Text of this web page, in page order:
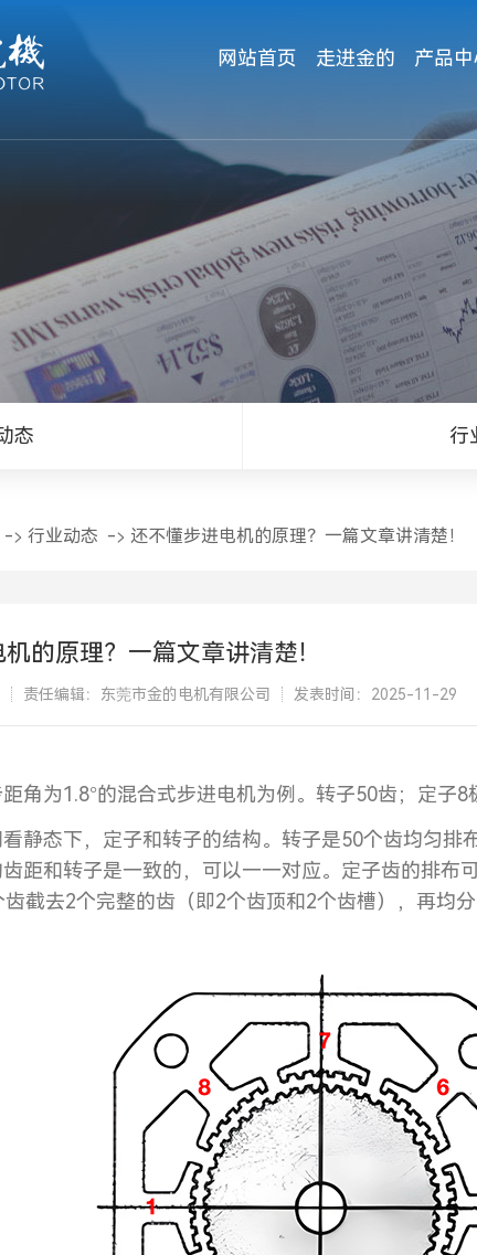
网站首页 走进金的 产品
态 行
-> 行业动态 -> 还不懂步进电机的原理？一篇文章讲清楚！
的原理？一篇文章讲清楚！
责任编辑：东莞市金的电机有限公司 发表时间：2025-11-29
角为1.8°的混合式步进电机为例。转子50齿；定子8
静态下，定子和转子的结构。转子是50个齿均匀排
距和转子是一致的，可以一一对应。定子齿的排布
截去2个完整的齿（即2个齿顶和2个齿槽），再均